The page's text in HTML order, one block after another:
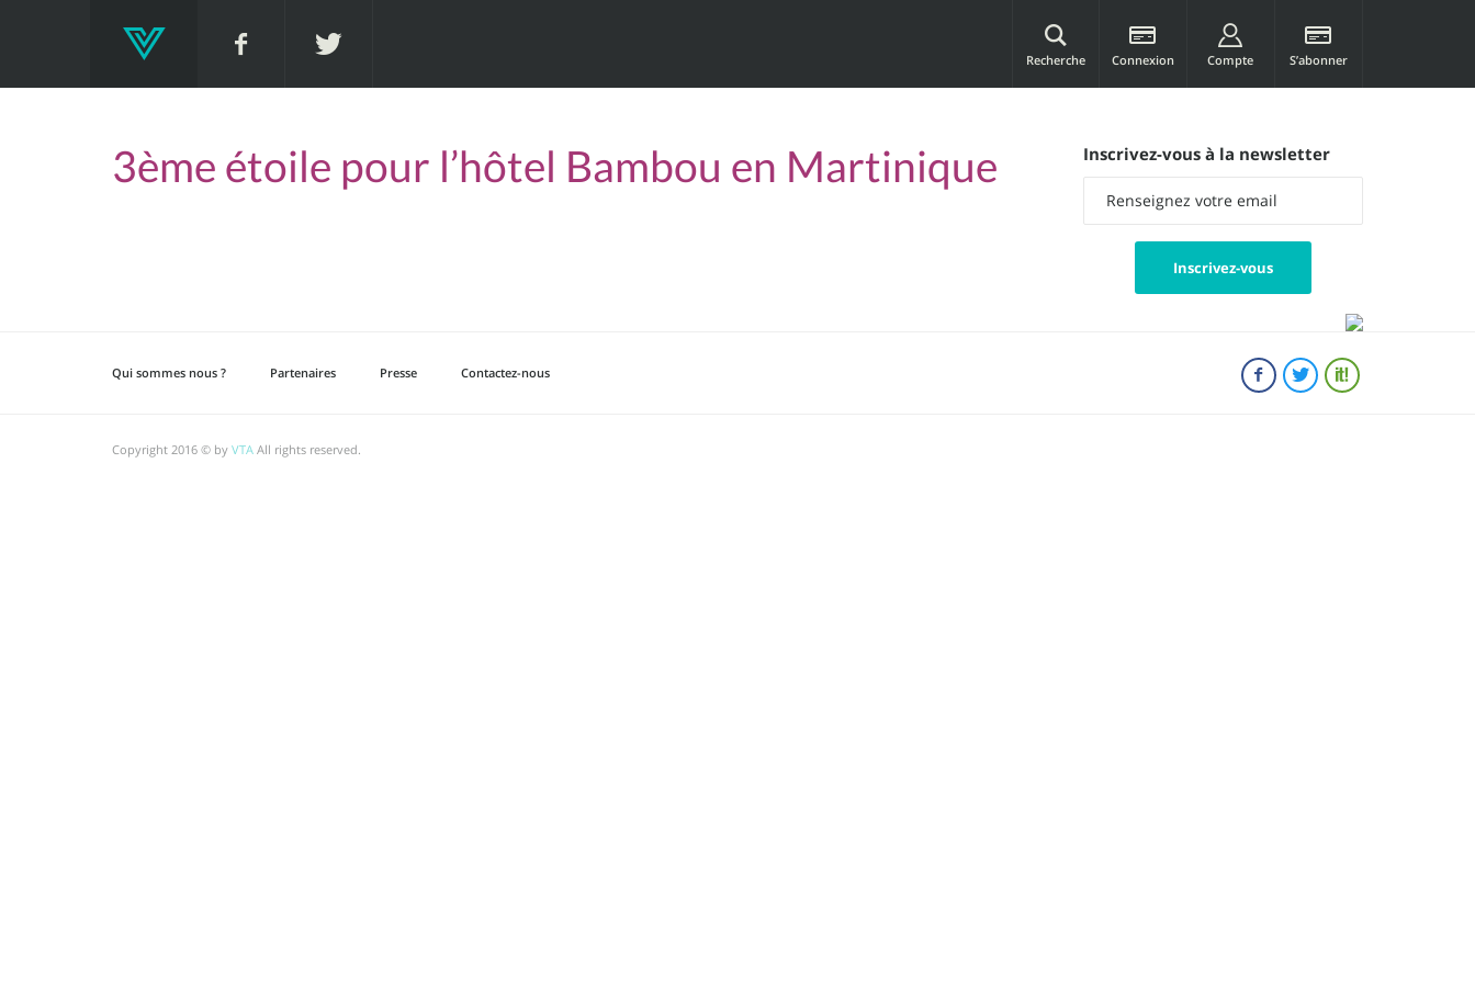
Recherche Connexion Compte S’abonner
3ème étoile pour l’hôtel Bambou en Martinique Inscrivez-vous à la newsletter
Qui sommes nous ? Partenaires Presse Contactez-nous
Copyright 2016 © by VTA All rights reserved.